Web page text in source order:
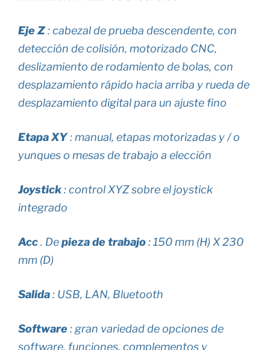
Eje Z: cabezal de prueba descendente, con
detección de colisión, motorizado CNC,
deslizamiento de rodamiento de bolas, con
desplazamiento rápido hacia arriba y rueda de
desplazamiento digital para un ajuste fino
Etapa XY: manual, etapas motorizadas y / o
yunques o mesas de trabajo a elección
Joystick: control XYZ sobre el joystick
integrado
Acc. Depieza de trabajo: 150 mm (H) X 230
mm (D)
Salida: USB, LAN, Bluetooth
Software: gran variedad de opciones de
software, funciones, complementos y